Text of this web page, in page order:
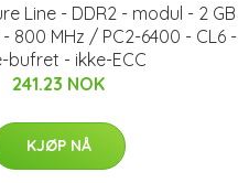
Line - DDR2 - modul - 2 GB
800 MHz / PC2-6400 - CL6 -
bufret - ikke-ECC
241.23 NOK
KJØP NÅ